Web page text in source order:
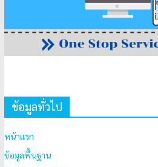
ข้อมูลทั่วไป
หน้าแรก
ข้อมูลพื้นฐาน